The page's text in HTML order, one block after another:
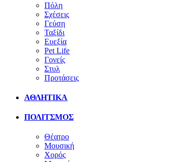
Πόλη
Σχέσεις
Γεύση
Ταξίδι
Ευεξία
Pet Life
Γονείς
Στυλ
Προτάσεις
ΑΘΛΗΤΙΚΑ
ΠΟΛΙΤΣΜΟΣ
Θέατρο
Μουσική
Χορός